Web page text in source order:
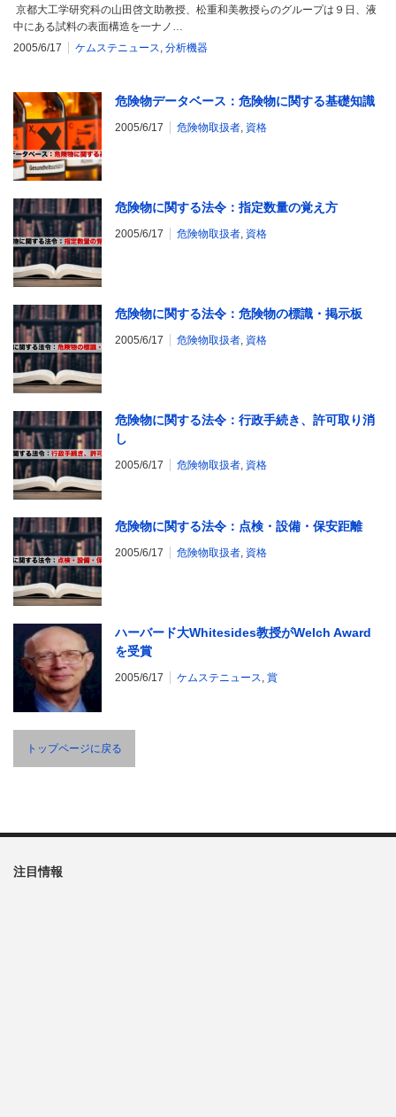
京都大工学研究科の山田啓文助教授、松重和美教授らのグループは９日、液
中にある試料の表面構造を一ナノ…
2005/6/17
ケムステニュース, 分析機器
危険物データベース：危険物に関する基礎知識
2005/6/17 危険物取扱者, 資格
危険物に関する法令：指定数量の覚え方
2005/6/17 危険物取扱者, 資格
危険物に関する法令：危険物の標識・掲示板
2005/6/17 危険物取扱者, 資格
危険物に関する法令：行政手続き、許可取り消
し
2005/6/17 危険物取扱者, 資格
危険物に関する法令：点検・設備・保安距離
2005/6/17 危険物取扱者, 資格
ハーバード大Whitesides教授がWelch Award
を受賞
2005/6/17 ケムステニュース, 賞
トップページに戻る
注目情報